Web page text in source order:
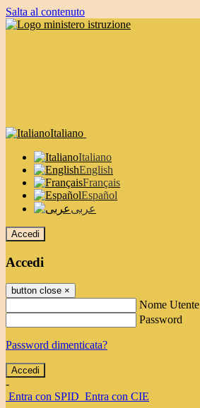
Salta al contenuto
Italiano
Italiano
English
Français
Español
عربى
Accedi
Accedi
button close ×
Nome Utente
Password
Password dimenticata?
-
Entra con SPID Entra con CIE